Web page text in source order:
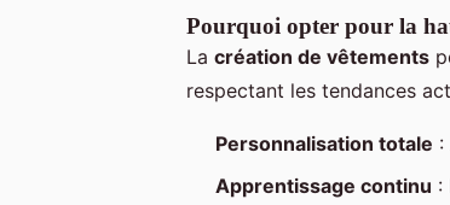
Pourquoi opter pour la
La création de vêtements
respectant les tendances
Personnalisation totale :
Apprentissage continu :